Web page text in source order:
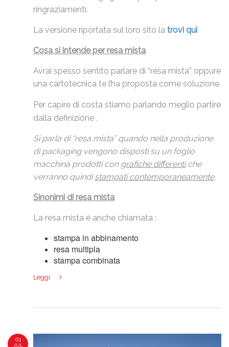
ringraziamenti.
La versione riportata sul loro sito la trovi qui
Cosa si intende per resa mista
Avrai spesso sentito parlare di “resa mista” oppure
una cartotecnica te l’ha proposta come soluzione.
Per capire di costa stiamo parlando meglio partire
dalla definizione .
Si parla di “resa mista” quando nella produzione
di packaging vengono disposti su un foglio
macchina prodotti con grafiche differentiche
verranno quindistampati contemporaneamente.
Sinonimi di resa mista
La resa mista è anche chiamata :
stampa in abbinamento
resa multipla
stampa combinata
Leggi
01
JUL